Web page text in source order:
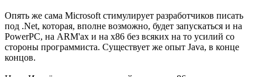
Опять же сама Microsoft стимулирует разработчиков писать
под .Net, которая, вполне возможно, будет запускаться и на
PowerPC, на ARM'ах и на x86 без всяких на то усилий со
стороны программиста. Существует же опыт Java, в конце
концов.